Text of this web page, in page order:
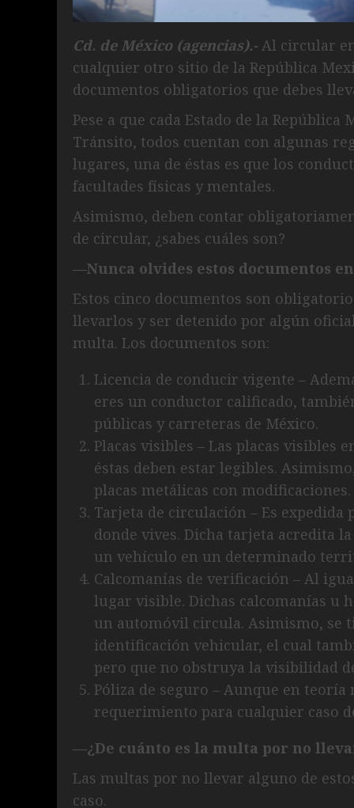
Cd. de México (agencias).- Al circular
cualquier otro sitio de la República
documentos obligatorios que debes
Pese a que cada Estado de la
Tránsito, todos cuentan con algunas
lugares, una de éstas es que los
facultades físicas y mentales.
Asimismo, deben contar
de circular, ¿sabes cuáles son?
—Nunca olvides estos documentos
Estos cinco documentos son
llevarlos y ser detenido por algún
multa. Los documentos son:
Licencia de conducir vigente –
eres un conductor calificado,
públicas y carreteras de México.
Placas visibles – Las placas visibles
éstas deben estar legibles.
placas metálicas con modificaciones.
Tarjeta de circulación – Es
donde vives. Dicha tarjeta acredita
un vehículo en un determinado
Calcomanías de verificación – Al
lugar visible. Dichas calcomanías u
un automóvil circula. Asimismo, se
identificación vehicular, el cual
pero que no obstruya la visibilidad
Póliza de seguro – Aunque en
requerimiento para cualquier caso
—¿De cuánto es la multa por no
Las multas por no llevar alguno de
caso.